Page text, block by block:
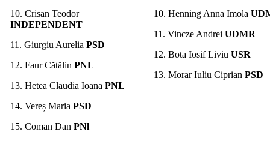
10. Crisan Teodor
INDEPENDENT
11. Giurgiu Aurelia PSD
12. Faur Cătălin PNL
13. Hetea Claudia Ioana PNL
14. Vereș Maria PSD
15. Coman Dan PNl
10. Henning Anna Imola
11. Vincze AndreiUDMR
12. Bota Iosif LiviuUSR
13. Morar Iuliu CiprianPSD